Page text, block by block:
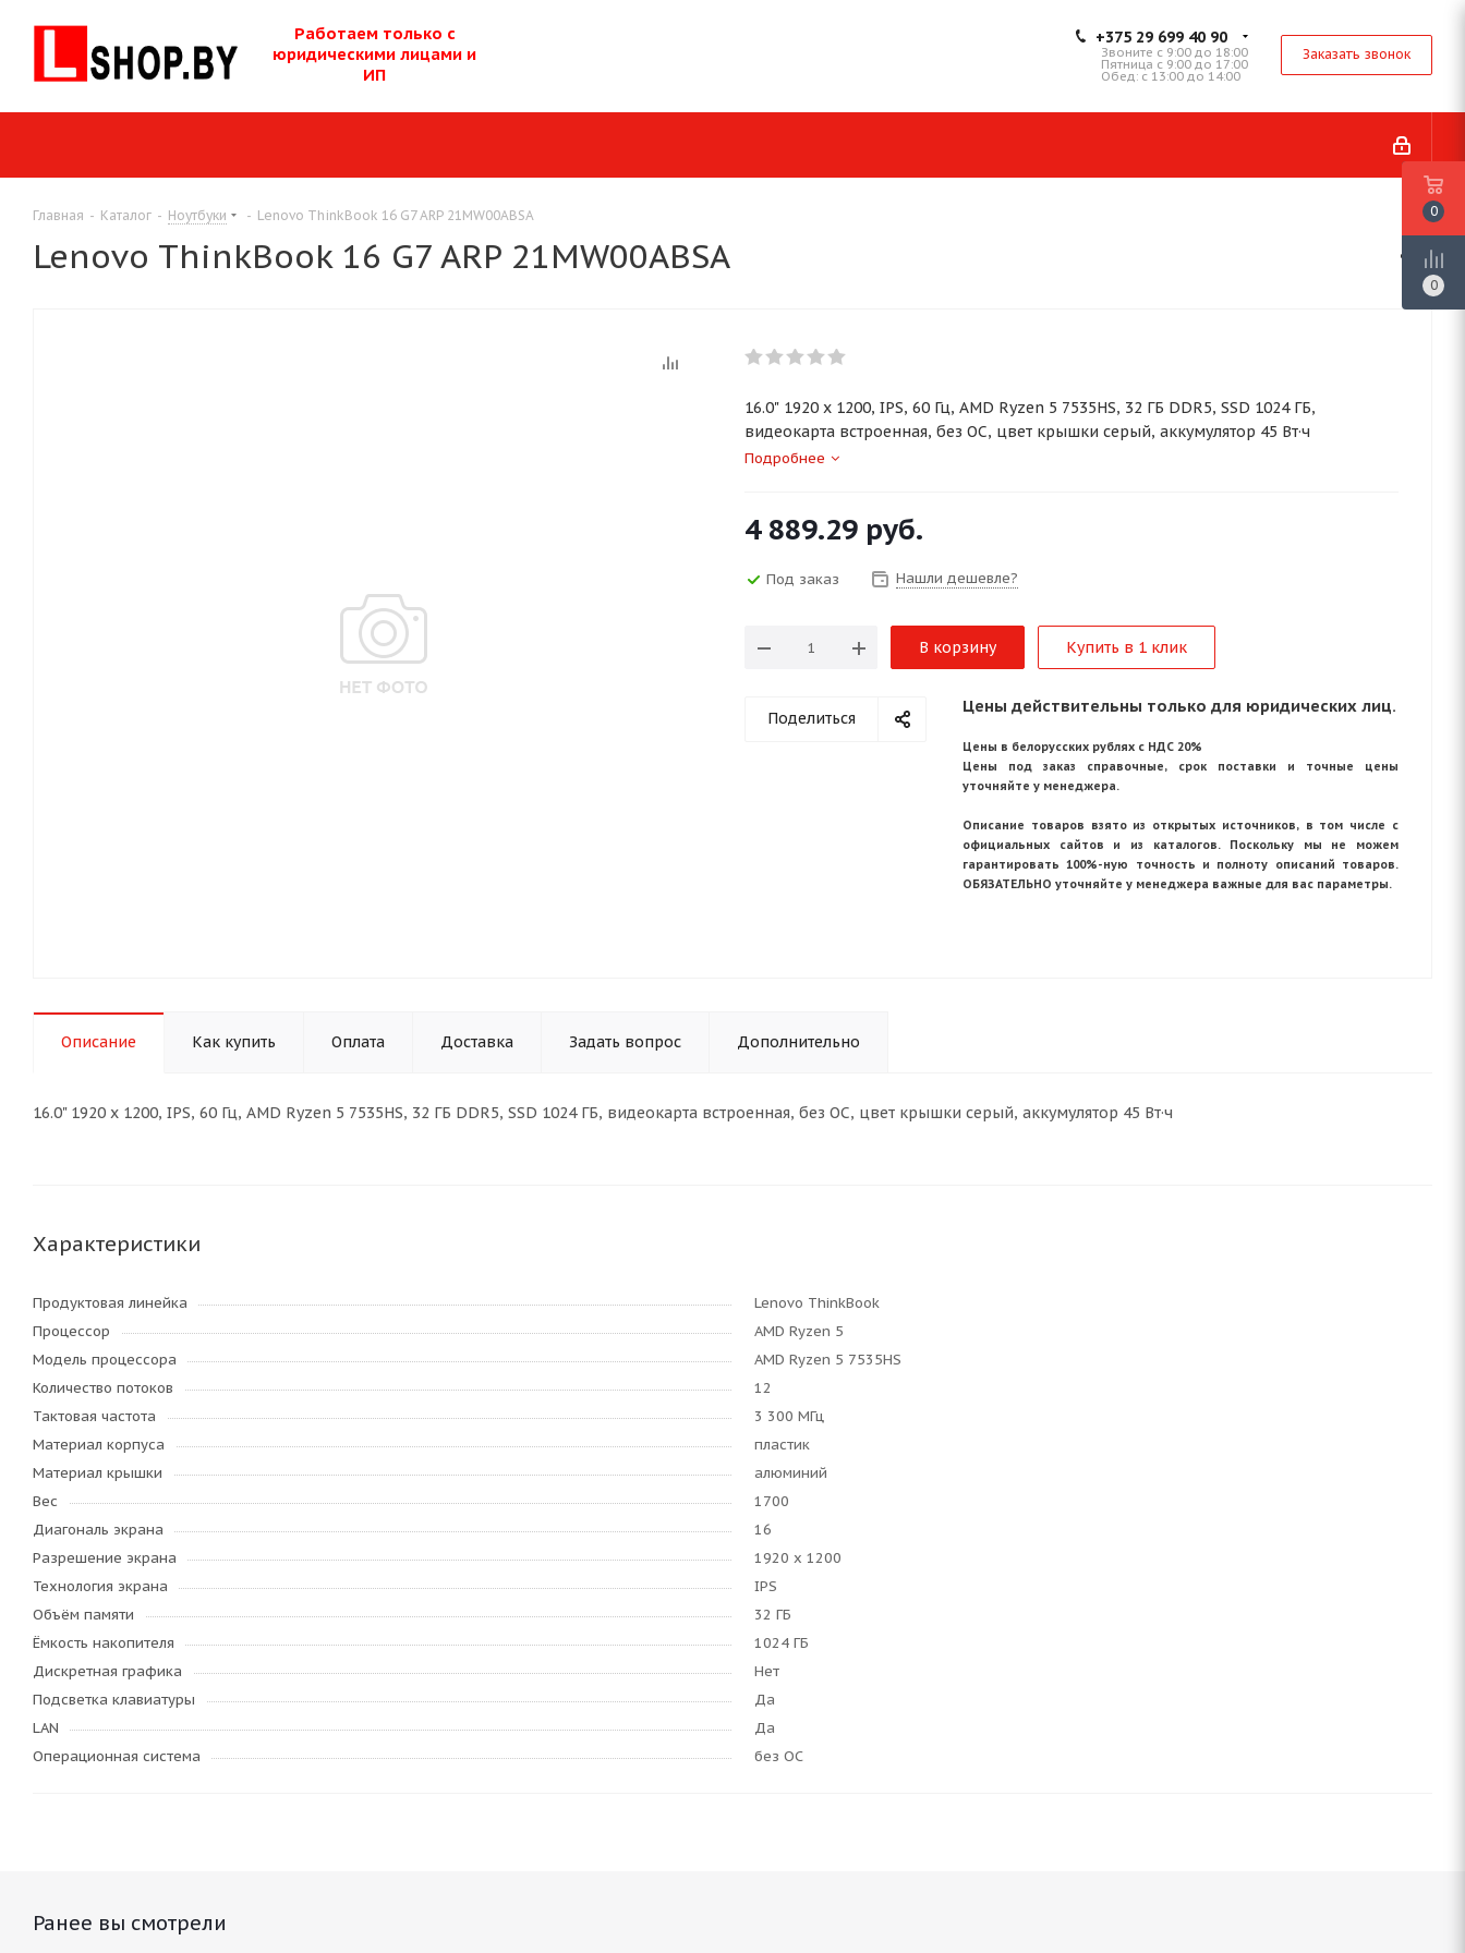
Работаем только с
юридическими лицами и
ИП
+375 29 699 40 90
Звоните с 9:00 до 18:00
Пятница с 9:00 до 17:00
Обед: с 13:00 до 14:00
Заказать звонок
Главная - Каталог - Ноутбуки - Lenovo ThinkBook 16 G7 ARP 21MW00ABSA
Lenovo ThinkBook 16 G7 ARP 21MW00ABSA
16.0" 1920 x 1200, IPS, 60 Гц, AMD Ryzen 5 7535HS, 32 ГБ DDR5, SSD 1024 ГБ,
видеокарта встроенная, без ОС, цвет крышки серый, аккумулятор 45 Вт·ч
Подробнее
4 889.29 руб.
Под заказ Нашли дешевле?
В корзину Купить в 1 клик
Поделиться
Цены действительны только для юридических лиц.
Цены в белорусских рублях с НДС 20%
Цены под заказ справочные, срок поставки и точные цены
уточняйте у менеджера.
Описание товаров взято из открытых источников, в том числе с
официальных сайтов и из каталогов. Поскольку мы не можем
гарантировать 100%-ную точность и полноту описаний товаров.
ОБЯЗАТЕЛЬНО уточняйте у менеджера важные для вас параметры.
Описание Как купить Оплата Доставка Задать вопрос Дополнительно
16.0" 1920 x 1200, IPS, 60 Гц, AMD Ryzen 5 7535HS, 32 ГБ DDR5, SSD 1024 ГБ, видеокарта встроенная, без ОС, цвет крышки серый, аккумулятор 45 Вт·ч
Характеристики
Продуктовая линейка
Lenovo ThinkBook
Процессор
AMD Ryzen 5
Модель процессора
AMD Ryzen 5 7535HS
Количество потоков
12
Тактовая частота
3 300 МГц
Материал корпуса
пластик
Материал крышки
алюминий
Вес
1700
Диагональ экрана
16
Разрешение экрана
1920 x 1200
Технология экрана
IPS
Объём памяти
32 ГБ
Ёмкость накопителя
1024 ГБ
Дискретная графика
Нет
Подсветка клавиатуры
Да
LAN
Да
Операционная система
без ОС
Ранее вы смотрели
0
0